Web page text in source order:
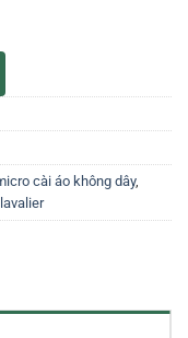
Không Dây 662-693.8
cài áo không dây,